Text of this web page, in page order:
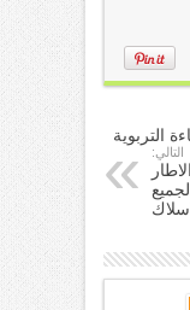
التربوية
التالي:
المرجعي للامتحان المهني 2012 لجميع